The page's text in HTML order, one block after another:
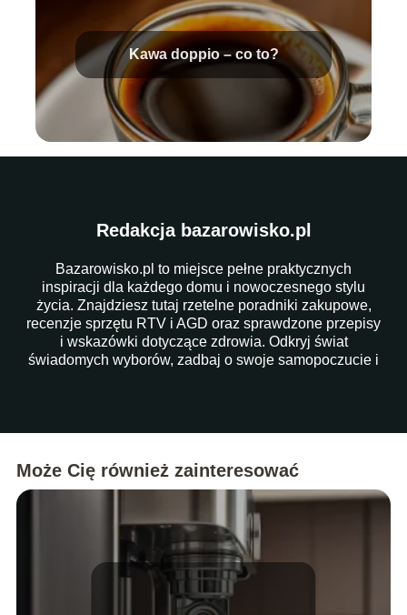
Kawa doppio – co to?
Redakcja bazarowisko.pl
Bazarowisko.pl to miejsce pełne praktycznych
inspiracji dla każdego domu i nowoczesnego stylu
życia. Znajdziesz tutaj rzetelne poradniki zakupowe,
recenzje sprzętu RTV i AGD oraz sprawdzone przepisy
i wskazówki dotyczące zdrowia. Odkryj świat
świadomych wyborów, zadbaj o swoje samopoczucie i
Może Cię również zainteresować